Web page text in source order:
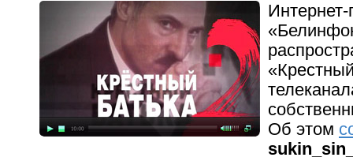
Об этом